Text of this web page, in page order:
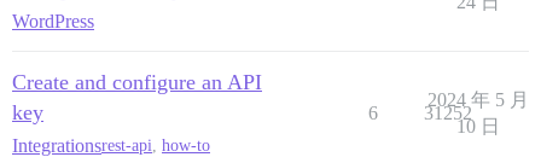
WordPress
Create and configure an API
key
Integrationsrest-api, how-to
6 31252
2024 年 5 月
10 日